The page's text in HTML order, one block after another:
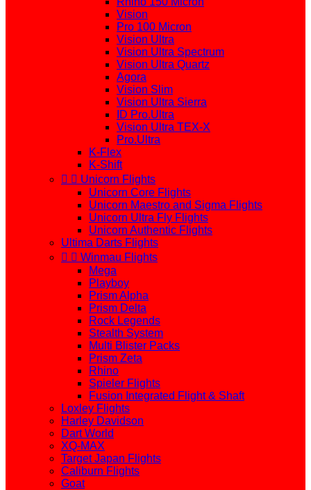
Vision
Pro 100 Micron
Vision Ultra
Vision Ultra Spectrum
Vision Ultra Quartz
Agora
Vision Slim
Vision Ultra Sierra
ID Pro.Ultra
Vision Ultra TEX-X
Pro.Ultra
K-Flex
K-Shift
  Unicorn Flights
Unicorn Core Flights
Unicorn Maestro and Sigma Flights
Unicorn Ultra Fly Flights
Unicorn Authentic Flights
Ultima Darts Flights
  Winmau Flights
Mega
Playboy
Prism Alpha
Prism Delta
Rock Legends
Stealth System
Multi Blister Packs
Prism Zeta
Rhino
Spieler Flights
Fusion Integrated Flight & Shaft
Loxley Flights
Harley Davidson
Dart World
XQ-MAX
Target Japan Flights
Caliburn Flights
Goat